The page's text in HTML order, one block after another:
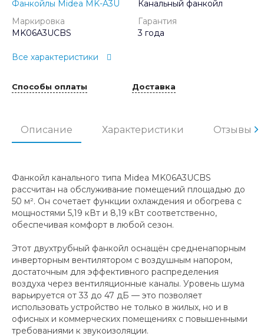
Фанкойлы Midea MK-A3U
Канальный фанкойл
Маркировка
MK06A3UCBS
Гарантия
3 года
Все характеристики
Способы оплаты Доставка
Описание Характеристики Отзывы
Фанкойл канального типа Midea MK06A3UCBS
рассчитан на обслуживание помещений площадью до
50 м². Он сочетает функции охлаждения и обогрева с
мощностями 5,19 кВт и 8,19 кВт соответственно,
обеспечивая комфорт в любой сезон.
Этот двухтрубный фанкойл оснащён средненапорным
инверторным вентилятором с воздушным напором,
достаточным для эффективного распределения
воздуха через вентиляционные каналы. Уровень шума
варьируется от 33 до 47 дБ — это позволяет
использовать устройство не только в жилых, но и в
офисных и коммерческих помещениях с повышенными
требованиями к звукоизоляции.